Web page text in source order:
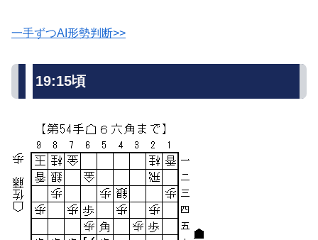
一手ずつAI形勢判断>>
19:15頃